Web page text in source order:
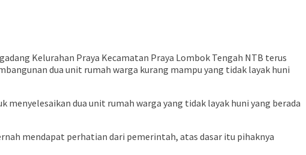
Kelurahan Praya Kecamatan Praya Lombok Tengah NTB terus
dua unit rumah warga kurang mampu yang tidak layak huni
dua unit rumah warga yang tidak layak huni yang berada
mendapat perhatian dari pemerintah, atas dasar itu pihaknya